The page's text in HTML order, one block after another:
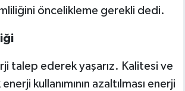
öncelikleme gerekli dedi.
talep ederek yaşarız. Kalitesi ve
kullanımının azaltılması enerji